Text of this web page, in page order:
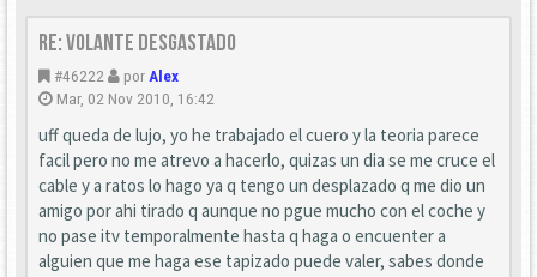
Re: Volante desgastado
#46222 por Alex
Mar, 02 Nov 2010, 16:42
uff queda de lujo, yo he trabajado el cuero y la teoria parece
facil pero no me atrevo a hacerlo, quizas un dia se me cruce el
cable y a ratos lo hago ya q tengo un desplazado q me dio un
amigo por ahi tirado q aunque no pgue mucho con el coche y
no pase itv temporalmente hasta q haga o encuenter a
alguien que me haga ese tapizado puede valer, sabes donde